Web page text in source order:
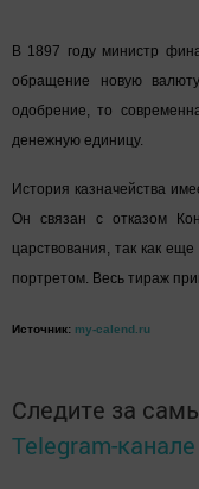
В 1897 году министр
обращение новую
одобрение, то
денежную единицу.
История казначейства
Он связан с отказом
царствования, так как
портретом. Весь тираж
Источник: my-calend.ru
Следите за
Telegram-канале